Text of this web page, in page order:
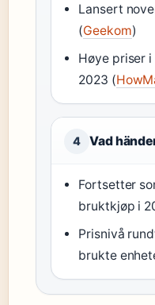
Lansert
(Geekom)
Høye priser i
2023 (
4 Vad
Fortsetter
bruktkjøp i
Prisnivå
brukte